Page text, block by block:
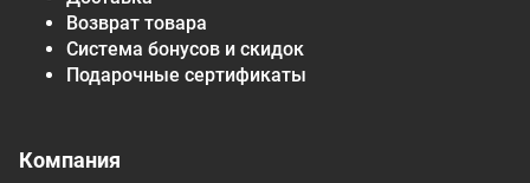
Возврат товара
Система бонусов и скидок
Подарочные сертификаты
Компания